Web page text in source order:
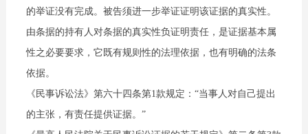
的举证没有完成。被告须进一步举证证明该证据的真实性。
由条据的持有人对条据的真实性负证明责任，是证据基本属
性之必要要求，它既有规则性的法理依据，也有明确的法条
依据。
《民事诉讼法》第六十四条第1款规定：“当事人对自己提出
的主张，有责任提供证据。”